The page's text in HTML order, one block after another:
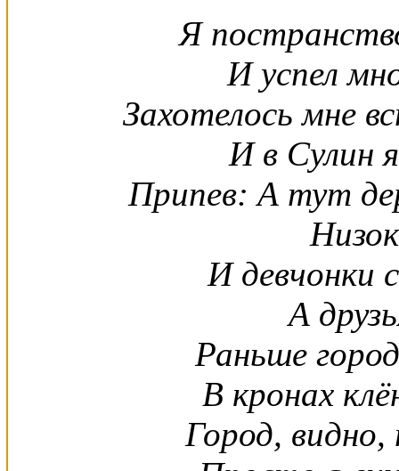
Я
И успел
Захотелось мне
И в Сулин
Припев: А тут
И девчонки
А
Раньше
В кронах
Город,